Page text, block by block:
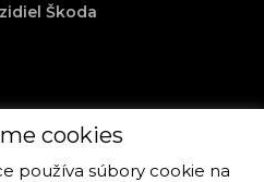
Škoda
cookies
používa súbory cookie na